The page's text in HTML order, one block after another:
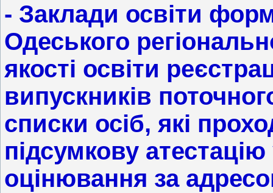
- Заклади освіти
Одеського
якості освіти
випускників
списки осіб, які
підсумкову
оцінювання за